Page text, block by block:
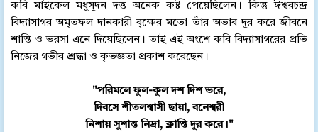
কবি মাইকেল মধুসূদন দত্ত অনেক কষ্ট পেয়েছিলেন। কিন্তু ঈশ্বরচন্দ্র
বিদ্যাসাগর অমৃতফল দানকারী বৃক্ষের মতো তাঁর অভাব দূর করে জীবনে
শান্তি ও ভরসা এনে দিয়েছিলেন। তাই এই অংশে কবি বিদ্যাসাগরের প্রতি
নিজের গভীর শ্রদ্ধা ও কৃতজ্ঞতা প্রকাশ করেছেন।
"পরিমলে ফুল-কুল দশ দিশ ভরে,
দিবসে শীতলশ্বাসী ছায়া, বনেশ্বরী
নিশায় সুশান্ত নিদ্রা, ক্লান্তি দূর করে।"